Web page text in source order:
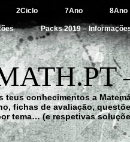
2Ciclo 7Ano 8Ano
Packs 2019 –
teus conhecimentos a
fichas de avaliação,
tema… (e respetivas